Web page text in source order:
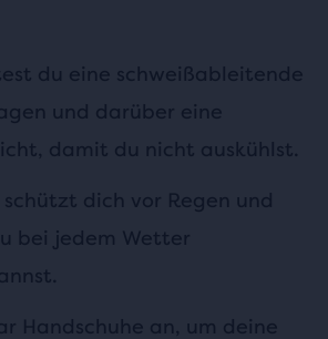
du eine schweißableitende
und darüber eine
damit du nicht auskühlst.
dich vor Regen und
bei jedem Wetter
Handschuhe an, um deine